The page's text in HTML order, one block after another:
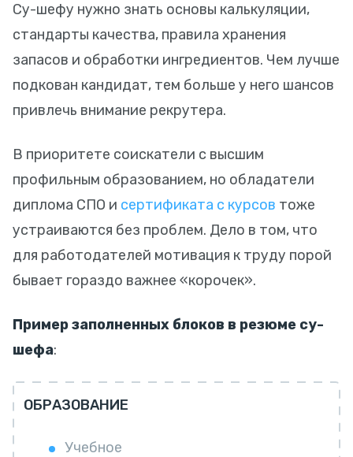
Су-шефу нужно знать основы калькуляции,
стандарты качества, правила хранения
запасов и обработки ингредиентов. Чем лучше
подкован кандидат, тем больше у него шансов
привлечь внимание рекрутера.
В приоритете соискатели с высшим
профильным образованием, но обладатели
диплома СПО и сертификата с курсов тоже
устраиваются без проблем. Дело в том, что
для работодателей мотивация к труду порой
бывает гораздо важнее «корочек».
Пример заполненных блоков в резюме су-
шефа:
ОБРАЗОВАНИЕ
Учебное